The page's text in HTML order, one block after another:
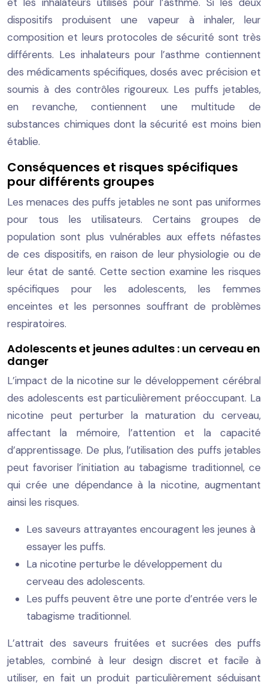
dispositifs produisent une vapeur à inhaler, leur
composition et leurs protocoles de sécurité sont très
différents. Les inhalateurs pour l’asthme contiennent
des médicaments spécifiques, dosés avec précision et
soumis à des contrôles rigoureux. Les puffs jetables,
en revanche, contiennent une multitude de
substances chimiques dont la sécurité est moins bien
établie.
Conséquences et risques spécifiques
pour différents groupes
Les menaces des puffs jetables ne sont pas uniformes
pour tous les utilisateurs. Certains groupes de
population sont plus vulnérables aux effets néfastes
de ces dispositifs, en raison de leur physiologie ou de
leur état de santé. Cette section examine les risques
spécifiques pour les adolescents, les femmes
enceintes et les personnes souffrant de problèmes
respiratoires.
Adolescents et jeunes adultes : un cerveau en
danger
L’impact de la nicotine sur le développement cérébral
des adolescents est particulièrement préoccupant. La
nicotine peut perturber la maturation du cerveau,
affectant la mémoire, l’attention et la capacité
d’apprentissage. De plus, l’utilisation des puffs jetables
peut favoriser l’initiation au tabagisme traditionnel, ce
qui crée une dépendance à la nicotine, augmentant
ainsi les risques.
Les saveurs attrayantes encouragent les jeunes à
essayer les puffs.
La nicotine perturbe le développement du
cerveau des adolescents.
Les puffs peuvent être une porte d’entrée vers le
tabagisme traditionnel.
L’attrait des saveurs fruitées et sucrées des puffs
jetables, combiné à leur design discret et facile à
utiliser, en fait un produit particulièrement séduisant